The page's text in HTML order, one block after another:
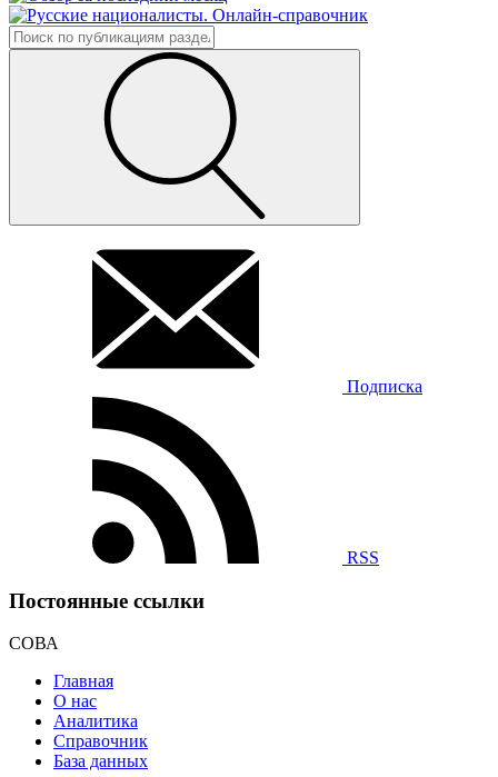
Подписка
RSS
Постоянные ссылки
СОВА
Главная
О нас
Аналитика
Справочник
База данных